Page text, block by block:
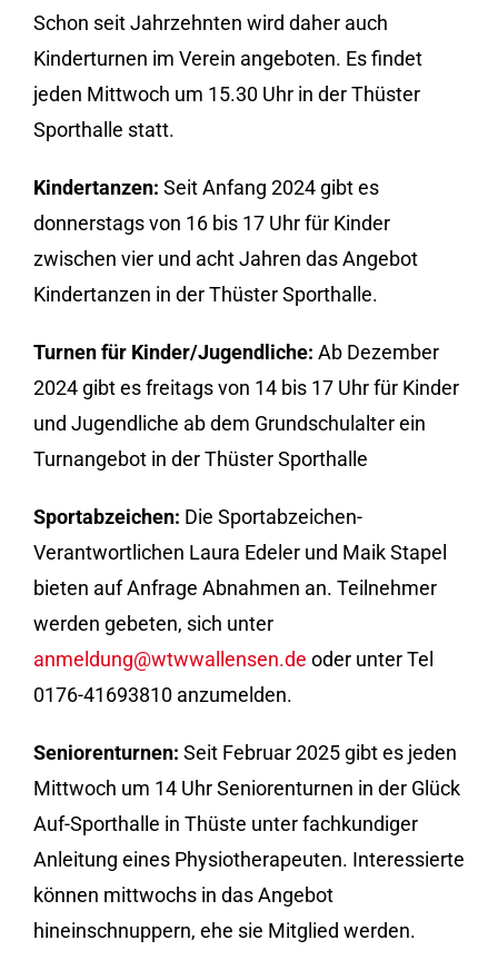
Schon seit Jahrzehnten wird daher auch
Kinderturnen im Verein angeboten. Es findet
jeden Mittwoch um 15.30 Uhr in der Thüster
Sporthalle statt.
Kindertanzen: Seit Anfang 2024 gibt es
donnerstags von 16 bis 17 Uhr für Kinder
zwischen vier und acht Jahren das Angebot
Kindertanzen in der Thüster Sporthalle.
Turnen für Kinder/Jugendliche: Ab Dezember
2024 gibt es freitags von 14 bis 17 Uhr für Kinder
und Jugendliche ab dem Grundschulalter ein
Turnangebot in der Thüster Sporthalle
Sportabzeichen: Die Sportabzeichen-
Verantwortlichen Laura Edeler und Maik Stapel
bieten auf Anfrage Abnahmen an. Teilnehmer
werden gebeten, sich unter
anmeldung@wtwwallensen.de oder unter Tel
0176-41693810 anzumelden.
Seniorenturnen: Seit Februar 2025 gibt es jeden
Mittwoch um 14 Uhr Seniorenturnen in der Glück
Auf-Sporthalle in Thüste unter fachkundiger
Anleitung eines Physiotherapeuten. Interessierte
können mittwochs in das Angebot
hineinschnuppern, ehe sie Mitglied werden.